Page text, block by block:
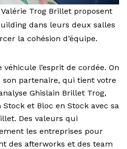
Trog Brillet proposent
dans leurs deux salles
la cohésion d’équipe.
véhicule l’esprit de cordée. On
partenaire, qui tient votre
Ghislain Brillet Trog,
et Bloc en Stock avec sa
Des valeurs qui
les entreprises pour
des afterworks et des team